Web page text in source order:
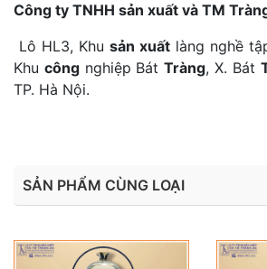
Công ty TNHH sản xuất và TM
Lô HL3, Khu sản xuất làng nghề
Khu côngnghiệp BátTràng, X. Bát
TP. Hà Nội.
SẢN PHẨM CÙNG LOẠI